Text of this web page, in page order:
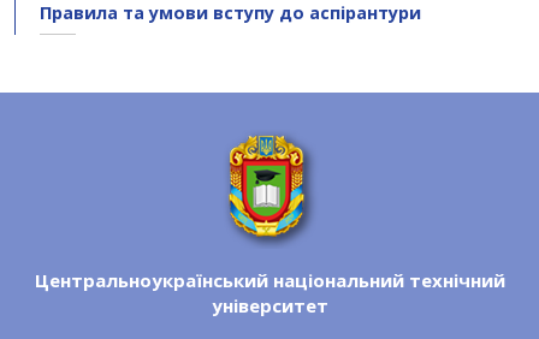
Правила та умови вступу до аспірантури
Центральноукраїнський національний технічний
університет